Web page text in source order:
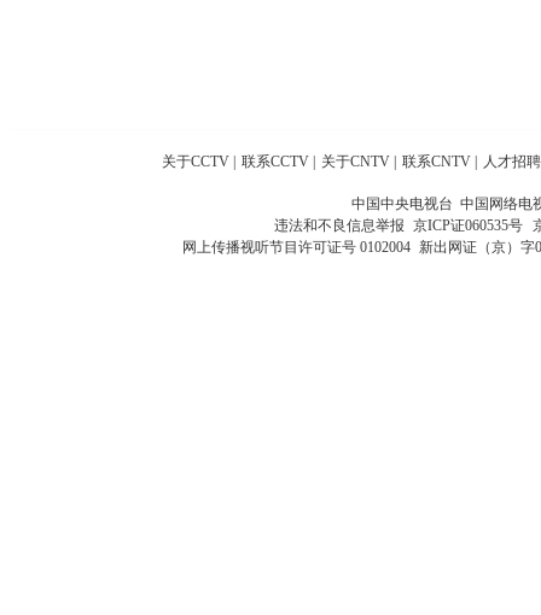
关于CCTV 联系CCTV 关于CNTV 联系CNTV 人才招聘
中国中央电视台 中国网络电
违法和不良信息举报 京ICP证060535号
网上传播视听节目许可证号 0102004 新出网证（京）